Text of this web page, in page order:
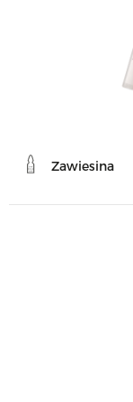
Zawiesina